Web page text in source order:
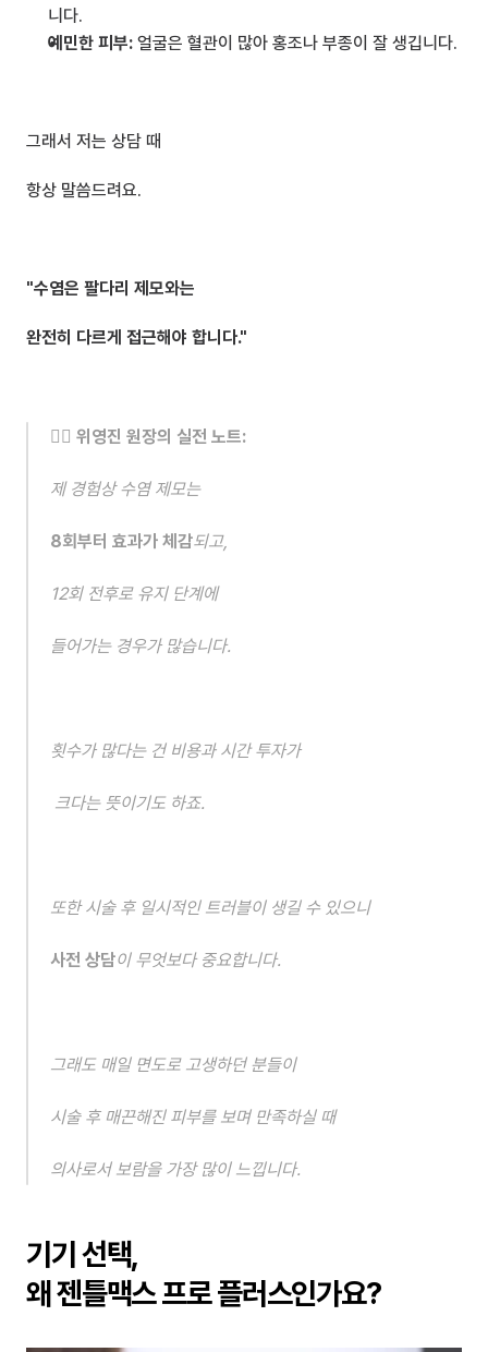
니다.
예민한 피부: 얼굴은 혈관이 많아 홍조나 부종이 잘 생깁니다.
그래서 저는 상담 때
항상 말씀드려요.
"수염은 팔다리 제모와는
완전히 다르게 접근해야 합니다."
👨‍⚕️ 위영진 원장의 실전 노트:
제 경험상 수염 제모는
8회부터 효과가 체감되고,
12회 전후로 유지 단계에
들어가는 경우가 많습니다.
횟수가 많다는 건 비용과 시간 투자가
크다는 뜻이기도 하죠.
또한 시술 후 일시적인 트러블이 생길 수 있으니
사전 상담이 무엇보다 중요합니다.
그래도 매일 면도로 고생하던 분들이
시술 후 매끈해진 피부를 보며 만족하실 때
의사로서 보람을 가장 많이 느낍니다.
기기 선택,
왜 젠틀맥스 프로 플러스인가요?